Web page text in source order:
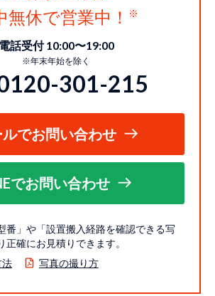
無休で営業中！
電話受付 10:00〜19:00
※年末年始を除く
301-215
ルでお問い合わせ
でお問い合わせ
番」や「設置搬入経路を確認できる写
正確にお見積りできます。
法
写真の撮り方